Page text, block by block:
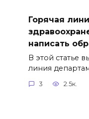
Горячая
написать
В этой статье
линия
3 2.5к.